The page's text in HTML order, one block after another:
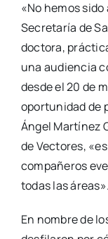
«No hemos
Secretaría de
doctora,
una audiencia
desde el 20 de
oportunidad de
Ángel Martínez
de Vectores,
compañeros
todas las áreas».
En nombre de